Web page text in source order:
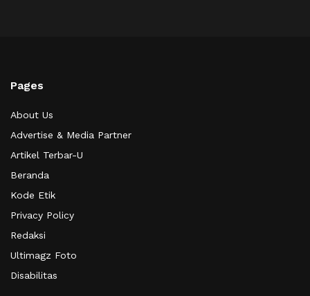
Pages
About Us
Advertise & Media Partner
Artikel Terbar-U
Beranda
Kode Etik
Privacy Policy
Redaksi
Ultimagz Foto
Disabilitas